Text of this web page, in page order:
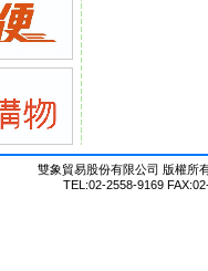
雙象貿易股份有限公司 版權所
TEL:02-2558-9169